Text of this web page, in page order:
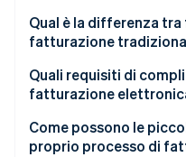
Scopri come Stripe
Guarda ora
Qual è la differenza
fatturazione
Quali requisiti di
fatturazione
Come possono le
proprio processo di